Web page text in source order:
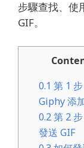
步驟查找、使
GIF。
0.1 第 1
Giphy 添
0.2第 2
發送 GIF